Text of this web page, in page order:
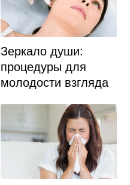
Зеркало души:
процедуры для
молодости взгляда